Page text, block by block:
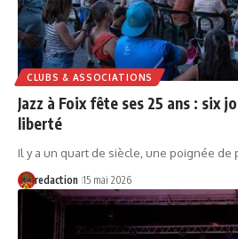
CLUBS & ASSOCIATIONS
Jazz à Foix fête ses 25 ans : six
liberté
Il y a un quart de siècle, une poignée de
redaction 15 mai 2026